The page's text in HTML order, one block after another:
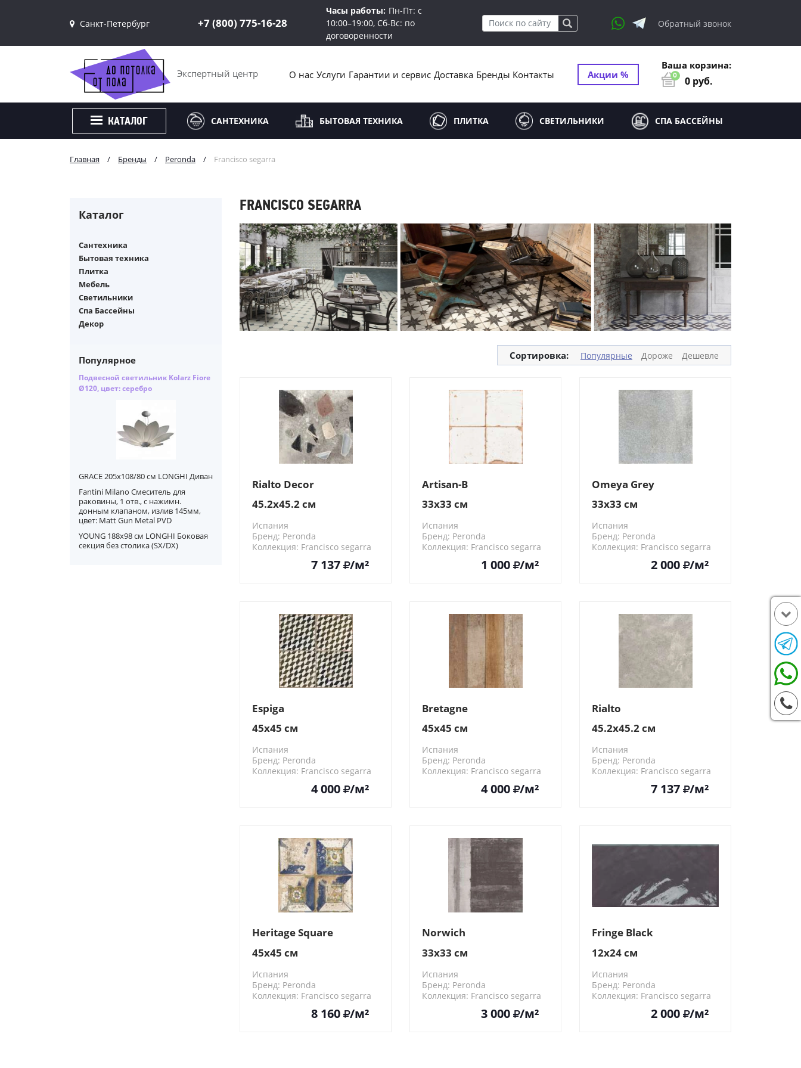
Санкт-Петербург
+7 (800) 775-16-28
Часы работы: Пн-Пт: с
10:00–19:00, Сб-Вс: по
договоренности
Обратный звонок
Экспертный центр О нас Услуги Гарантии и сервис Доставка Бренды Контакты Акции %
Ваша корзина:
0 0 руб.
КАТАЛОГ САНТЕХНИКА БЫТОВАЯ ТЕХНИКА ПЛИТКА СВЕТИЛЬНИКИ СПА БАССЕЙНЫ
Главная / Бренды / Peronda / Francisco segarra
Каталог
Сантехника
Бытовая техника
Плитка
Мебель
Светильники
Спа Бассейны
Декор
Популярное
Подвесной светильник Kolarz Fiore
Ø120, цвет: серебро
GRACE 205х108/80 см LONGHI Диван
Fantini Milano Смеситель для
раковины, 1 отв., с нажимн.
донным клапаном, излив 145мм,
цвет: Matt Gun Metal PVD
YOUNG 188х98 см LONGHI Боковая
секция без столика (SX/DX)
FRANCISCO SEGARRA
Сортировка: Популярные Дороже Дешевле
Rialto Decor
45.2x45.2 см
Испания
Бренд: Peronda
Коллекция: Francisco segarra
7 137 /м²
Artisan-B
33x33 см
Испания
Бренд: Peronda
Коллекция: Francisco segarra
1 000 /м²
Omeya Grey
33x33 см
Испания
Бренд: Peronda
Коллекция: Francisco segarra
2 000 /м²
Espiga
45x45 см
Испания
Бренд: Peronda
Коллекция: Francisco segarra
4 000 /м²
Bretagne
45x45 см
Испания
Бренд: Peronda
Коллекция: Francisco segarra
4 000 /м²
Rialto
45.2x45.2 см
Испания
Бренд: Peronda
Коллекция: Francisco segarra
7 137 /м²
Heritage Square
45x45 см
Испания
Бренд: Peronda
Коллекция: Francisco segarra
8 160 /м²
Norwich
33x33 см
Испания
Бренд: Peronda
Коллекция: Francisco segarra
3 000 /м²
Fringe Black
12x24 см
Испания
Бренд: Peronda
Коллекция: Francisco segarra
2 000 /м²